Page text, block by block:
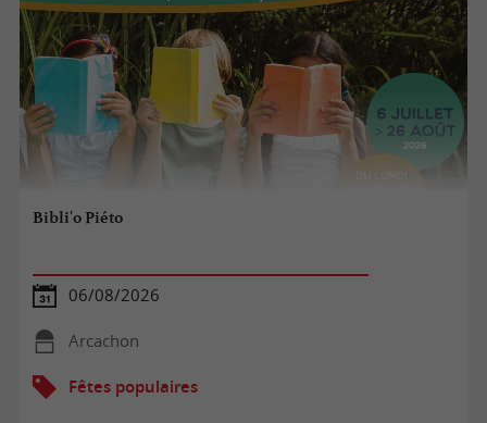
Bibli'o Piéto
06/08/2026
Arcachon
Fêtes populaires